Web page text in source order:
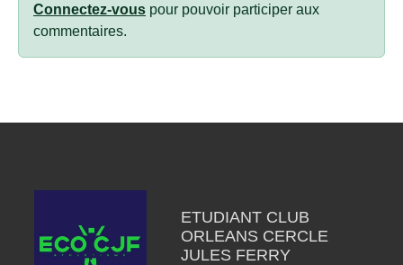
Connectez-vous pour pouvoir participer aux
commentaires.
ETUDIANT CLUB
ORLEANS CERCLE
JULES FERRY